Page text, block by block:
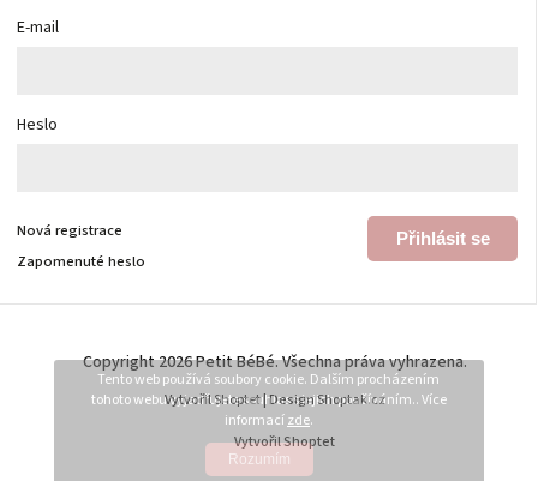
Tento web používá soubory cookie. Dalším procházením
tohoto webu vyjadřujete souhlas s jejich používáním.. Více
informacízde.
Rozumím
E-mail
Heslo
Přihlásit se
Nová registrace
Zapomenuté heslo
Vytvořil Shoptet
Copyright 2026Petit BéBé. Všechna práva vyhrazena.
VytvořilShoptet| DesignShoptak.cz